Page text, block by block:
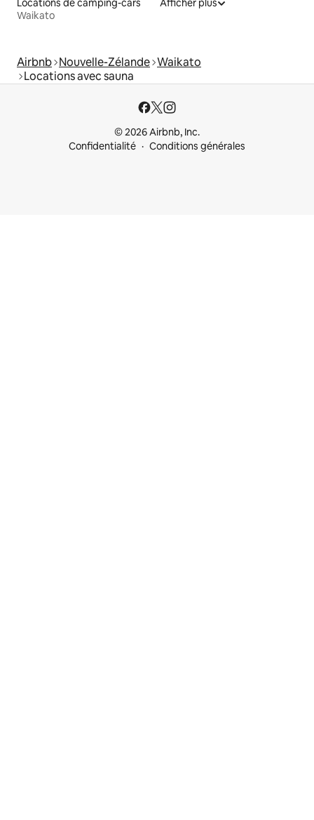
Locations de camping-cars
Waikato
Afficher plus
Airbnb Nouvelle-Zélande Waikato
Locations avec sauna
© 2026 Airbnb, Inc.
Confidentialité
Conditions générales